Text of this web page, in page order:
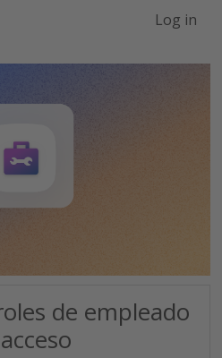
Log in
de empleado